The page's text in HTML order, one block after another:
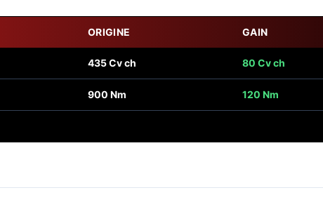
ORIGINE GAIN
435 Cv ch 80 Cv ch
900 Nm 120 Nm